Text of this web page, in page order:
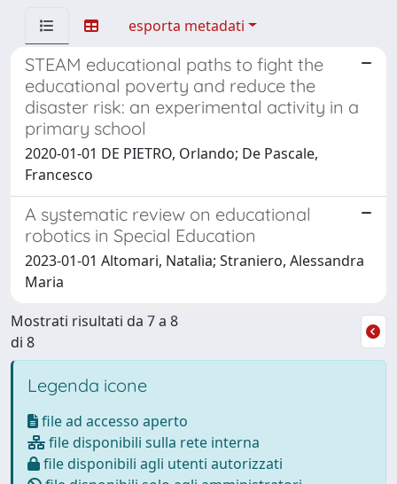
esporta metadati
STEAM educational paths to fight the
educational poverty and reduce the
disaster risk: an experimental activity in a
primary school
2020-01-01 DE PIETRO, Orlando; De Pascale,
Francesco
A systematic review on educational
robotics in Special Education
2023-01-01 Altomari, Natalia; Straniero, Alessandra
Maria
Mostrati risultati da 7 a 8
di 8
Legenda icone
file ad accesso aperto
file disponibili sulla rete interna
file disponibili agli utenti autorizzati